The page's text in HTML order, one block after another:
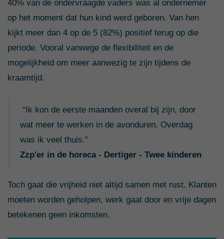
40% van de ondervraagde vaders was al ondernemer
op het moment dat hun kind werd geboren. Van hen
kijkt meer dan 4 op de 5 (82%) positief terug op die
periode. Vooral vanwege de flexibiliteit en de
mogelijkheid om meer aanwezig te zijn tijdens de
kraamtijd.
“Ik kon de eerste maanden overal bij zijn, door
wat meer te werken in de avonduren. Overdag
was ik veel thuis.”
Zzp'er in de horeca - Dertiger - Twee kinderen
Toch gaat die vrijheid niet altijd samen met rust. Klanten
moeten worden geholpen, werk gaat door en vrije dagen
betekenen geen inkomsten.